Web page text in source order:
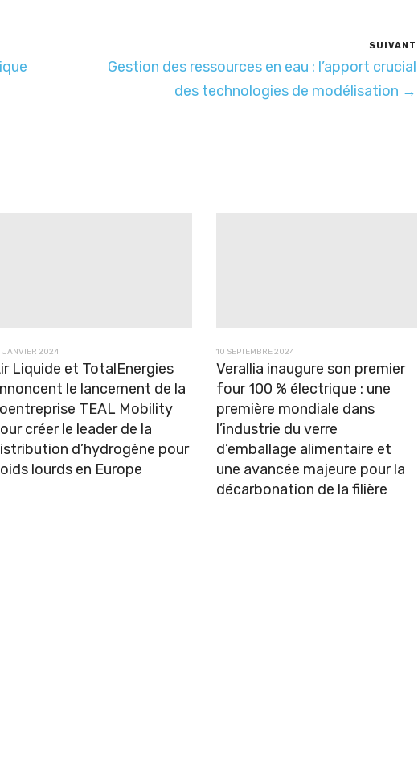
SUIVANT
Gestion des ressources en eau : l’apport crucial
des technologies de modélisation →
JANVIER 2024
Liquide et TotalEnergies
le lancement de la
TEAL Mobility
créer le leader de la
d’hydrogène pour
lourds en Europe
10 SEPTEMBRE 2024
Verallia inaugure son premier
four 100 % électrique : une
première mondiale dans
l’industrie du verre
d’emballage alimentaire et
une avancée majeure pour la
décarbonation de la filière